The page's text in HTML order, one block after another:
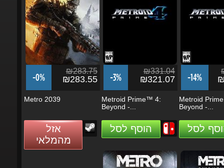
-0%
₪283.75
₪283.55
אזל
מהמלאי
-3%
₪331.04
₪321.07
Beyond -...
הוסף לסל
-14%
Beyond -...
לסל